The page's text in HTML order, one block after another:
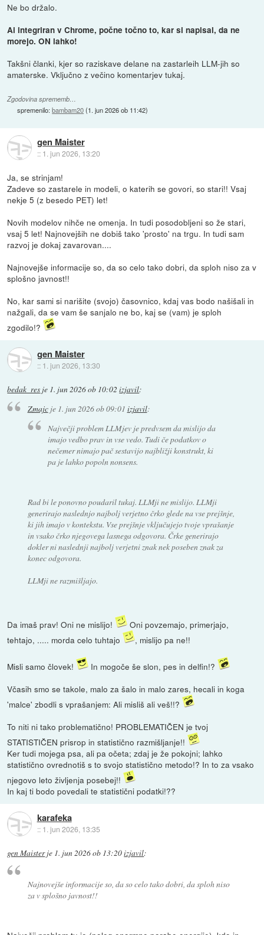
Ne bo držalo.
Ai integriran v Chrome, počne točno to, kar si napisal, da ne
morejo. ON lahko!
Takšni članki, kjer so raziskave delane na zastarleih LLM-jih so
amaterske. Vključno z večino komentarjev tukaj.
Zgodovina sprememb…
spremenilo:bambam20(1. jun 2026 ob 11:42)
gen Maister
:: 1. jun 2026, 13:20
Ja, se strinjam!
Zadeve so zastarele in modeli, o katerih se govori, so stari!! Vsaj
nekje 5 (z besedo PET) let!
Novih modelov nihče ne omenja. In tudi posodobljeni so že stari,
vsaj 5 let! Najnovejših ne dobiš tako 'prosto' na trgu. In tudi sam
razvoj je dokaj zavarovan....
Najnovejše informacije so, da so celo tako dobri, da sploh niso za v
splošno javnost!!
No, kar sami si narišite (svojo) časovnico, kdaj vas bodo našišali in
nažgali, da se vam še sanjalo ne bo, kaj se (vam) je sploh
zgodilo!?
gen Maister
:: 1. jun 2026, 13:30
bedak_res je 1. jun 2026 ob 10:02 izjavil:
Zmajcje 1. jun 2026 ob 09:01 izjavil:
Največji problem LLMjev je predvsem da mislijo da
imajo vedbo prav in vse vedo. Tudi če podatkov o
nečemer nimajo pač sestavijo najbližji konstrukt, ki
pa je lahko popoln nonsens.
Rad bi le ponovno poudaril tukaj. LLMji ne mislijo. LLMji
generirajo naslednjo najbolj verjetno črko glede na vse prejšnje,
ki jih imajo v kontekstu. Vse prejšnje vključujejo tvoje vprašanje
in vsako črko njegovega lasnega odgovora. Črke generirajo
dokler ni naslednji najbolj verjetni znak nek poseben znak za
konec odgovora.
LLMji ne razmišljajo.
Da imaš prav! Oni ne mislijo!
Oni povzemajo, primerjajo,
tehtajo, ..... morda celo tuhtajo
, mislijo pa ne!!
Misli samo človek!
In mogoče še slon, pes in delfin!?
Včasih smo se takole, malo za šalo in malo zares, hecali in koga
'malce' zbodli s vprašanjem: Ali misliš ali veš!!?
To niti ni tako problematično! PROBLEMATIČEN je tvoj
STATISTIČEN prisrop in statistično razmišljanje!!
Ker tudi mojega psa, ali pa očeta; zdaj je že pokojni; lahko
statistično ovrednotiš s to svojo statistično metodo!? In to za vsako
njegovo leto življenja posebej!!
In kaj ti bodo povedali te statistični podatki!??
karafeka
:: 1. jun 2026, 13:35
gen Maisterje 1. jun 2026 ob 13:20izjavil:
Najnovejše informacije so, da so celo tako dobri, da sploh niso
za v splošno javnost!!